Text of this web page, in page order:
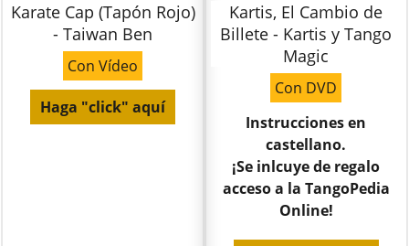
Karate Cap (Tapón Rojo)
- Taiwan Ben
Con Vídeo
Haga "click" aquí
Kartis, El Cambio de
Billete - Kartis y Tango
Magic
Con DVD
Instrucciones en
castellano.
¡Se inlcuye de regalo
acceso a la TangoPedia
Online!